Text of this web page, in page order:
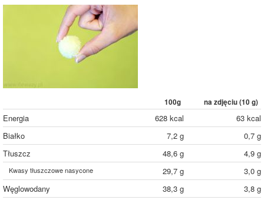
100g na zdjęciu (10 g)
Energia 628 kcal
63 kcal
Białko
7,2 g
0,7 g
Tłuszcz
48,6 g 4,9 g
Kwasy tłuszczowe nasycone 29,7 g
3,0 g
Węglowodany
38,3 g 3,8 g